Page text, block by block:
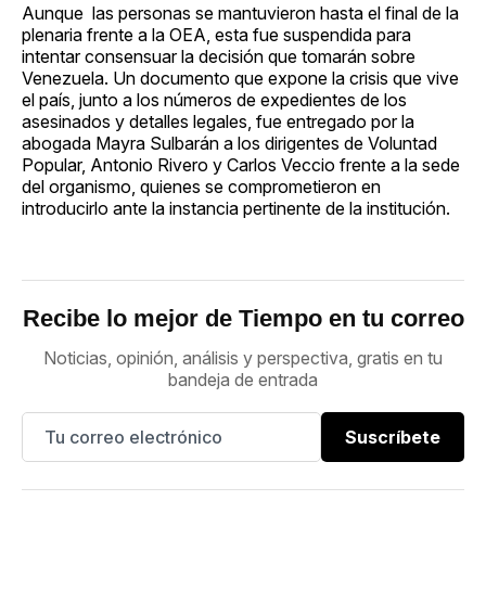
Aunque las personas se mantuvieron hasta el final de la
plenaria frente a la OEA, esta fue suspendida para
intentar consensuar la decisión que tomarán sobre
Venezuela. Un documento que expone la crisis que vive
el país, junto a los números de expedientes de los
asesinados y detalles legales, fue entregado por la
abogada Mayra Sulbarán a los dirigentes de Voluntad
Popular, Antonio Rivero y Carlos Veccio frente a la sede
del organismo, quienes se comprometieron en
introducirlo ante la instancia pertinente de la institución.
Recibe lo mejor de Tiempo en tu correo
Noticias, opinión, análisis y perspectiva, gratis en tu
bandeja de entrada
Suscríbete